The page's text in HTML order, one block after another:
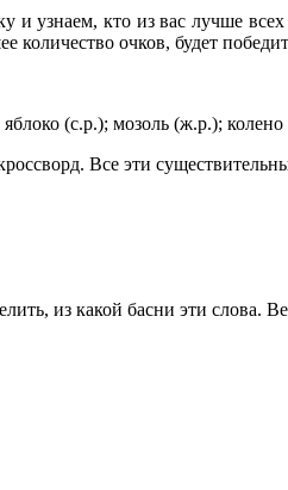
и узнаем, кто из вас лучше
количество очков, будет
(с.р.); мозоль (ж.р.); колено
Все эти
из какой басни эти слова.